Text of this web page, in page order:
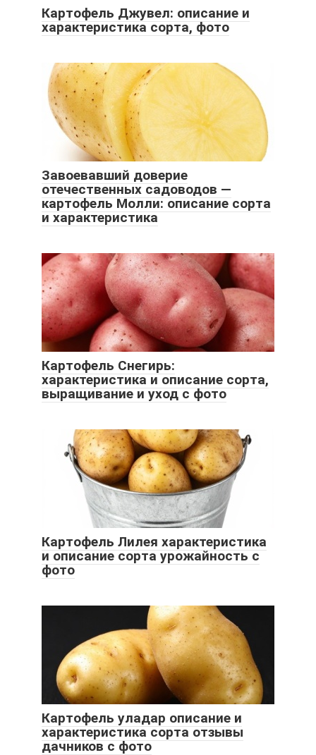
Картофель Джувел: описание и
характеристика сорта, фото
Завоевавший доверие
отечественных садоводов —
картофель Молли: описание сорта
и характеристика
Картофель Снегирь:
характеристика и описание сорта,
выращивание и уход с фото
Картофель Лилея характеристика
и описание сорта урожайность с
фото
Картофель уладар описание и
характеристика сорта отзывы
дачников с фото